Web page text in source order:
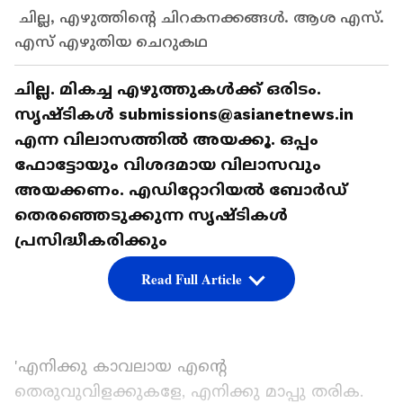
ചില്ല, എഴുത്തിന്റെ ചിറകനക്കങ്ങള്‍. ആശ എസ്.
എസ് എഴുതിയ ചെറുകഥ
ചില്ല. മികച്ച എഴുത്തുകള്‍ക്ക് ഒരിടം.
സൃഷ്ടികള്‍ submissions@asianetnews.in
എന്ന വിലാസത്തില്‍ അയക്കൂ. ഒപ്പം
ഫോട്ടോയും വിശദമായ വിലാസവും
അയക്കണം. എഡിറ്റോറിയല്‍ ബോര്‍ഡ്
തെരഞ്ഞെടുക്കുന്ന സൃഷ്ടികള്‍
പ്രസിദ്ധീകരിക്കും
'എനിക്കു കാവലായ എന്റെ
തെരുവുവിളക്കുകളേ, എനിക്കു മാപ്പു തരിക.
Read Full Article